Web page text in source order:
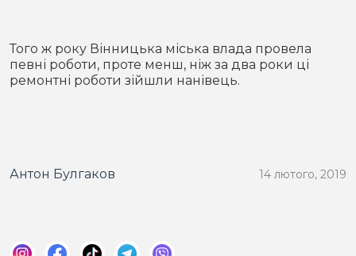
Того ж року Вінницька міська влада провела
певні роботи, проте менш, ніж за два роки ці
ремонтні роботи зійшли нанівець.
Антон Булгаков 14 лютого, 2019